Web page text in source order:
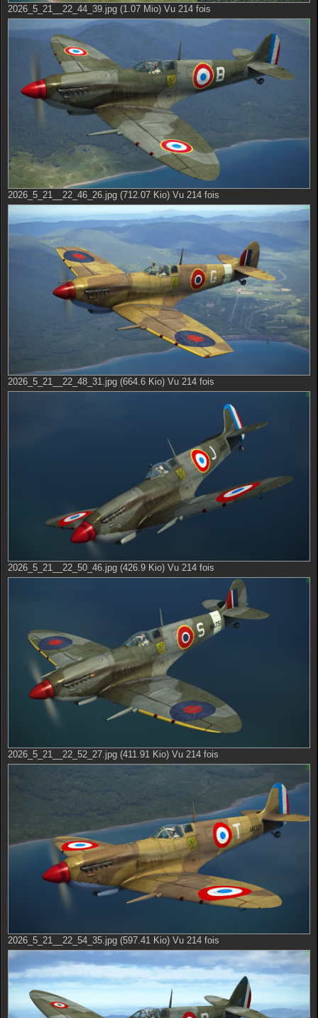
2026_5_21__22_44_39.jpg (1.07 Mio) Vu 214 fois
2026_5_21__22_46_26.jpg (712.07 Kio) Vu 214 fois
2026_5_21__22_48_31.jpg (664.6 Kio) Vu 214 fois
2026_5_21__22_50_46.jpg (426.9 Kio) Vu 214 fois
2026_5_21__22_52_27.jpg (411.91 Kio) Vu 214 fois
2026_5_21__22_54_35.jpg (597.41 Kio) Vu 214 fois